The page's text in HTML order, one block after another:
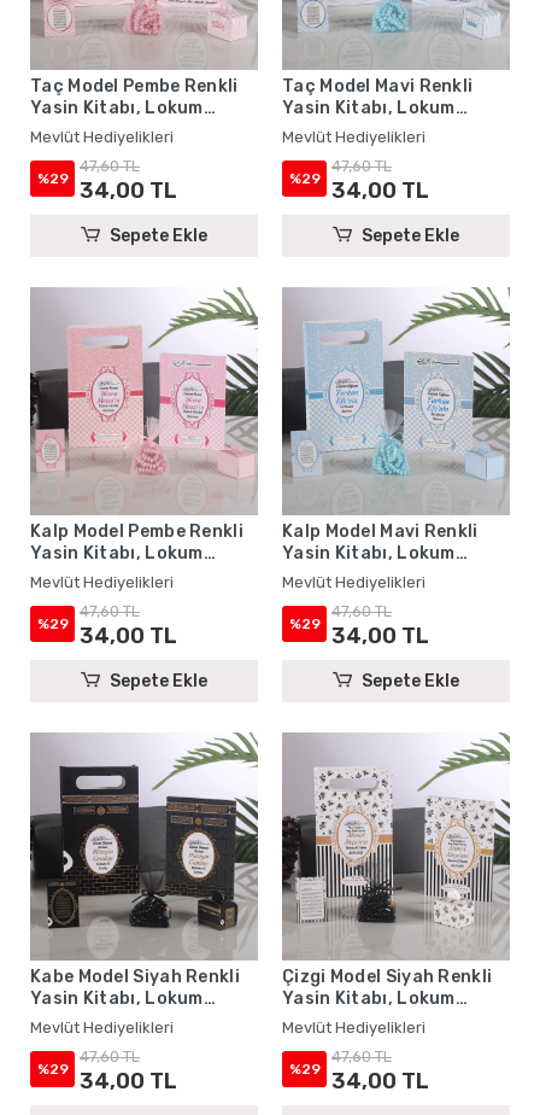
Taç Model Pembe Renkli
Yasin Kitabı, Lokum
Kutusu, Magnet, Karton
Çanta ve Tesbih - Mevlüt
Hediyelikleri
Mevlüt Hediyelikleri
%29
47,60 TL
34,00 TL
Sepete Ekle
Taç Model Mavi Renkli
Yasin Kitabı, Lokum
Kutusu, Magnet, Karton
Çanta ve Tesbih - Mevlüt
Hediyelikleri
Mevlüt Hediyelikleri
%29
47,60 TL
34,00 TL
Sepete Ekle
Kalp Model Pembe Renkli
Yasin Kitabı, Lokum
Kutusu, Magnet, Karton
Çanta ve Tesbih - Mevlüt
Hediyelikleri
Mevlüt Hediyelikleri
%29
47,60 TL
34,00 TL
Sepete Ekle
Kalp Model Mavi Renkli
Yasin Kitabı, Lokum
Kutusu, Magnet, Karton
Çanta ve Tesbih - Mevlüt
Hediyelikleri
Mevlüt Hediyelikleri
%29
47,60 TL
34,00 TL
Sepete Ekle
Kabe Model Siyah Renkli
Yasin Kitabı, Lokum
Kutusu, Magnet, Karton
Çanta ve Tesbih - Mevlüt
Hediyelikleri
Mevlüt Hediyelikleri
%29
47,60 TL
34,00 TL
Çizgi Model Siyah Renkli
Yasin Kitabı, Lokum
Kutusu, Magnet, Karton
Çanta ve Tesbih - Mevlüt
Hediyelikleri
Mevlüt Hediyelikleri
%29
47,60 TL
34,00 TL